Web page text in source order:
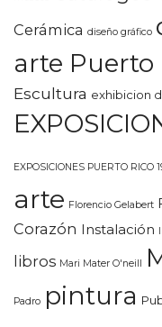
Cerámica diseño gráfico
arte Puerto
Escultura exhibicion
EXPOSICIONES PUERTO RICO
arte Florencio Gelabert
Corazón Instalación
libros Mari Mater O'neill
Padro pintura